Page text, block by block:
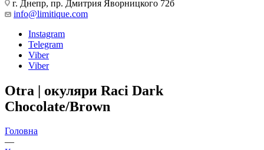
г. Днепр, пр. Дмитрия Яворницкого 72б
info@limitique.com
Instagram
Telegram
Viber
Viber
Otra | окуляри Raci Dark
Chocolate/Brown
Головна
—